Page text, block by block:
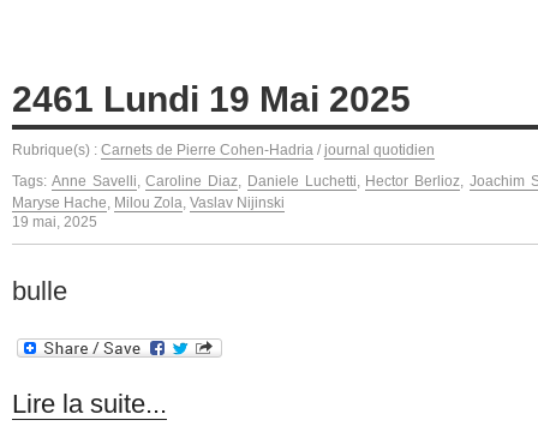
2461 Lundi 19 Mai 2025
Rubrique(s) : Carnets de Pierre Cohen-Hadria / journal quotidien
Tags: Anne Savelli ,Caroline Diaz Daniele Luchetti Hector Berlioz Joachim
Maryse Hache Milou Zola Vaslav Nijinski
19 mai, 2025
bulle
Lire la suite...